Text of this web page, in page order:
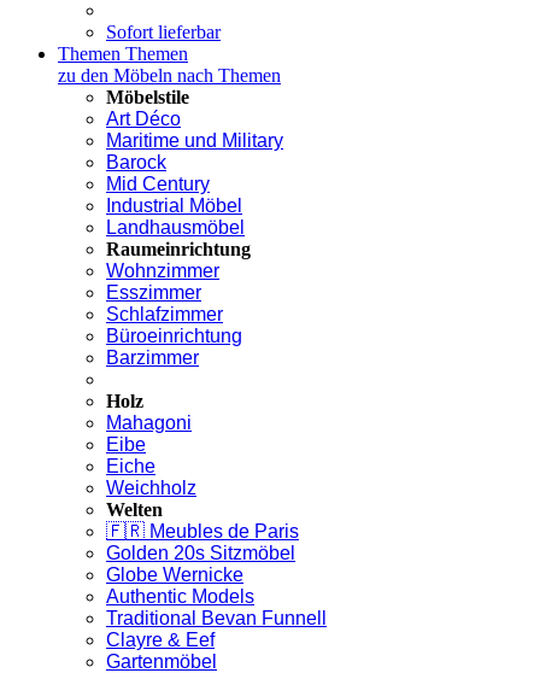
Sofort lieferbar
Themen Themen
zu den Möbeln nach Themen
Möbelstile
Art Déco
Maritime und Military
Barock
Mid Century
Industrial Möbel
Landhausmöbel
Raumeinrichtung
Wohnzimmer
Esszimmer
Schlafzimmer
Büroeinrichtung
Barzimmer
Holz
Mahagoni
Eibe
Eiche
Weichholz
Welten
🇫🇷 Meubles de Paris
Golden 20s Sitzmöbel
Globe Wernicke
Authentic Models
Traditional Bevan Funnell
Clayre & Eef
Gartenmöbel